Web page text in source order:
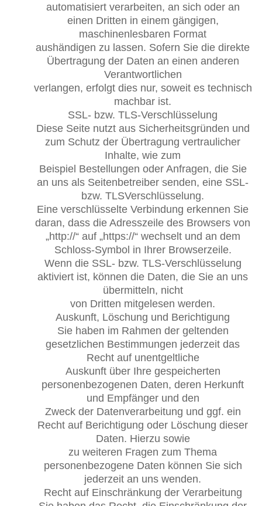
automatisiert verarbeiten, an sich oder an
einen Dritten in einem gängigen,
maschinenlesbaren Format
aushändigen zu lassen. Sofern Sie die direkte
Übertragung der Daten an einen anderen
Verantwortlichen
verlangen, erfolgt dies nur, soweit es technisch
machbar ist.
SSL- bzw. TLS-Verschlüsselung
Diese Seite nutzt aus Sicherheitsgründen und
zum Schutz der Übertragung vertraulicher
Inhalte, wie zum
Beispiel Bestellungen oder Anfragen, die Sie
an uns als Seitenbetreiber senden, eine SSL-
bzw. TLSVerschlüsselung.
Eine verschlüsselte Verbindung erkennen Sie
daran, dass die Adresszeile des Browsers von
„http://“ auf „https://“ wechselt und an dem
Schloss-Symbol in Ihrer Browserzeile.
Wenn die SSL- bzw. TLS-Verschlüsselung
aktiviert ist, können die Daten, die Sie an uns
übermitteln, nicht
von Dritten mitgelesen werden.
Auskunft, Löschung und Berichtigung
Sie haben im Rahmen der geltenden
gesetzlichen Bestimmungen jederzeit das
Recht auf unentgeltliche
Auskunft über Ihre gespeicherten
personenbezogenen Daten, deren Herkunft
und Empfänger und den
Zweck der Datenverarbeitung und ggf. ein
Recht auf Berichtigung oder Löschung dieser
Daten. Hierzu sowie
zu weiteren Fragen zum Thema
personenbezogene Daten können Sie sich
jederzeit an uns wenden.
Recht auf Einschränkung der Verarbeitung